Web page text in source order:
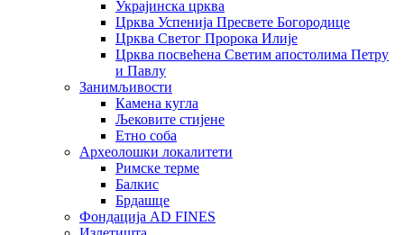
Украјинска црква
Црква Успенија Пресвете Богородице
Црква Светог Пророка Илије
Црква посвећена Светим апостолима Петру
и Павлу
Занимљивости
Камена кугла
Љековите стијене
Етно соба
Археолошки локалитети
Римске терме
Балкис
Брдашце
Фондација AD FINES